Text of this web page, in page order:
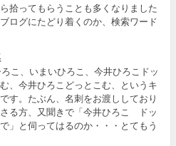
拾ってもらうことも多くなりました
ログにたどり着くのか、検索ワード
こ、いまいひろこ、今井ひろこドッ
、今井ひろこどっとこむ、というキ
す。たぶん、名刺をお渡ししており
る方、又聞きで「今井ひろこ ドッ
」と伺ってはるのか・・・とてもう